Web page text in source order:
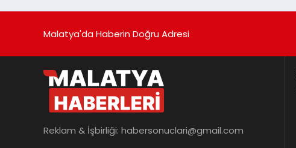
Malatya'da Haberin Doğru Adresi
Reklam & İşbirliği: habersonuclari@gmail.com